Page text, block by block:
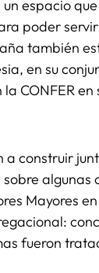
espacio
poder
también
en su
CONFER
construir
algunas
Mayores
fueron